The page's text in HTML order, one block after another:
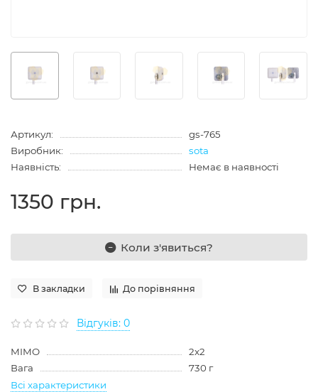
Артикул:
gs-765
Виробник:
sota
Наявність:
Немає в наявності
1350 грн.
Коли з'явиться?
В закладки До порівняння
Відгуків: 0
MIMO
2x2
Вага
730 г
Всі характеристики